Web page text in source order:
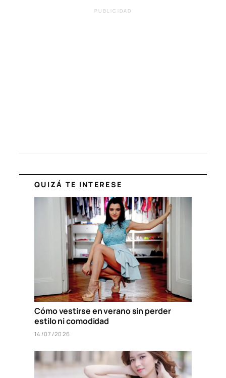
PUBLICIDAD
QUIZÁ TE INTERESE
Cómo vestirse en verano sin perder
estilo ni comodidad
14/07/2026